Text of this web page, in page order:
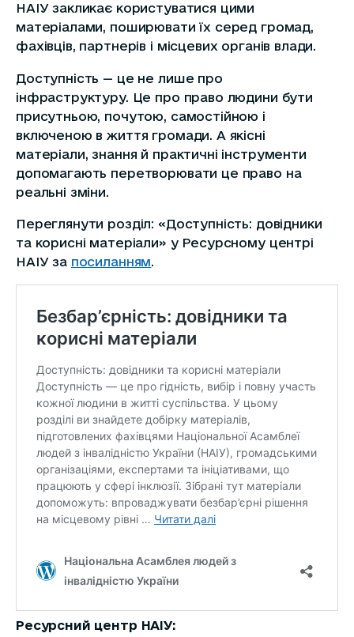
НАІУ закликає користуватися цими
матеріалами, поширювати їх серед громад,
фахівців, партнерів і місцевих органів влади.
Доступність — це не лише про
інфраструктуру. Це про право людини бути
присутньою, почутою, самостійною і
включеною в життя громади. А якісні
матеріали, знання й практичні інструменти
допомагають перетворювати це право на
реальні зміни.
Переглянути розділ: «Доступність: довідники
та корисні матеріали» у Ресурсному центрі
НАІУ за посиланням.
Ресурсний центр НАІУ: